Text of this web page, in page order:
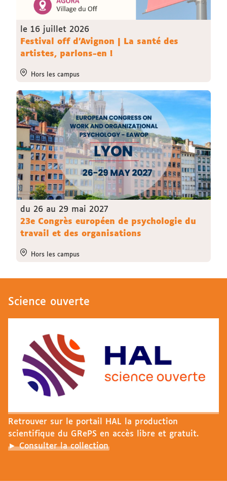
le 16 juillet 2026
Festival off d'Avignon | La santé des
artistes, parlons-en !
Hors les campus
du 26 au 29 mai 2027
23e Congrès européen de psychologie du
travail et des organisations
Hors les campus
Science ouverte
Retrouver sur le portail HAL la production
scientifique du GRePS en accès libre et gratuit.
► Consulter la collection